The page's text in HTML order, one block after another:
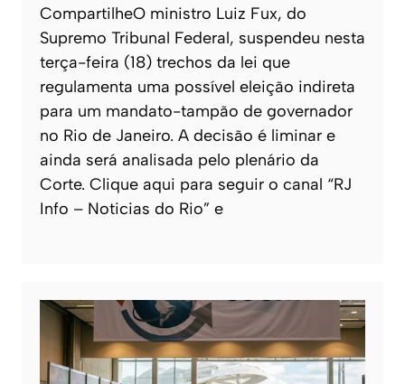
CompartilheO ministro Luiz Fux, do
Supremo Tribunal Federal, suspendeu nesta
terça-feira (18) trechos da lei que
regulamenta uma possível eleição indireta
para um mandato-tampão de governador
no Rio de Janeiro. A decisão é liminar e
ainda será analisada pelo plenário da
Corte. Clique aqui para seguir o canal “RJ
Info – Noticias do Rio” e